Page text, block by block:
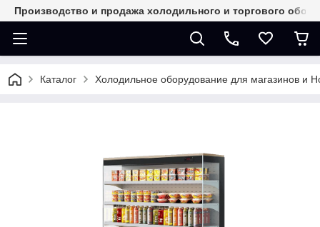
Производство и продажа холодильного и торгового
Каталог Холодильное оборудование для магазинов и